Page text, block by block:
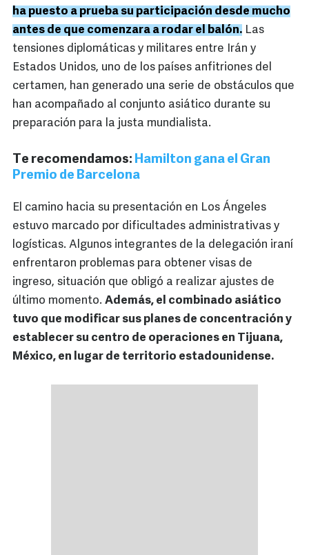
ha puesto a prueba su participación desde mucho
antes de que comenzara a rodar el balón. Las
tensiones diplomáticas y militares entre Irán y
Estados Unidos, uno de los países anfitriones del
certamen, han generado una serie de obstáculos que
han acompañado al conjunto asiático durante su
preparación para la justa mundialista.
Te recomendamos: Hamilton gana el Gran
Premio de Barcelona
El camino hacia su presentación en Los Ángeles
estuvo marcado por dificultades administrativas y
logísticas. Algunos integrantes de la delegación iraní
enfrentaron problemas para obtener visas de
ingreso, situación que obligó a realizar ajustes de
último momento. Además, el combinado asiático
tuvo que modificar sus planes de concentración y
establecer su centro de operaciones en Tijuana,
México, en lugar de territorio estadounidense.